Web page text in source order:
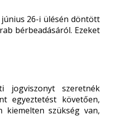
június 26-i ülésén döntött
bérbeadásáról. Ezeket
szeretnék
egyeztetést követően,
szükség van,